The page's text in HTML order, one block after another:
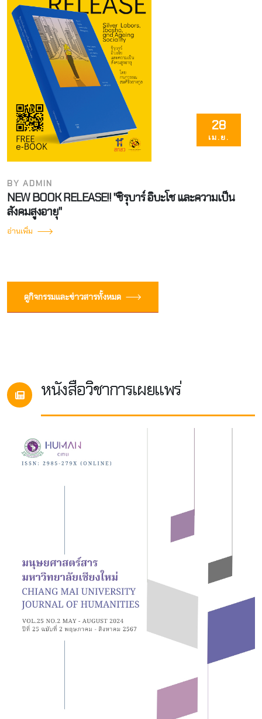
28
เม.ย.
BY ADMIN
NEW BOOK RELEASE!! "ชิรุบาร์ อิบะโช และความเป็น
สังคมสูงอายุ"
อ่านเพิ่ม
ดูกิจกรรมและข่าวสารทั้งหมด
หนังสือวิชาการเผยแพร่